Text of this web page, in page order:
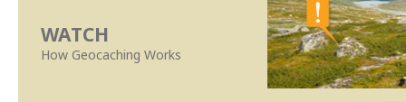
WATCH
How Geocaching Works